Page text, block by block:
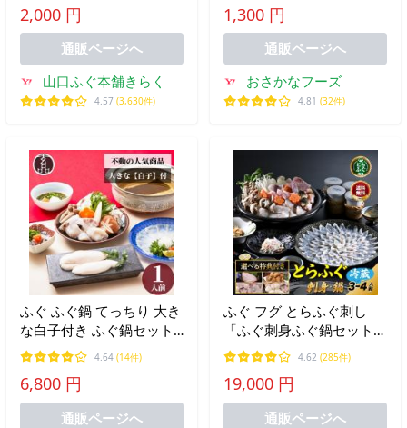
2,000 円
通販ページへ
山口ふぐ本舗きらく
4.57 (3,630件)
1,300 円
通販ページへ
おさかなフーズ
4.81 (32件)
ふぐ ふぐ鍋 てっちり 大き
な白子付き ふぐ鍋セット
国産 とらふぐ 白子 しらこ
ふぐ白子 フグ ふぐ刺し ふ
ぐセット 海鮮 贅沢 お祝い
お礼 1人前 お中元
4.64 (14件)
6,800 円
通販ページへ
ふぐ フグ とらふぐ刺し
「ふぐ刺身ふぐ鍋セット特
典付3-4人前／冷蔵」
4.62 (285件)
19,000 円
通販ページへ